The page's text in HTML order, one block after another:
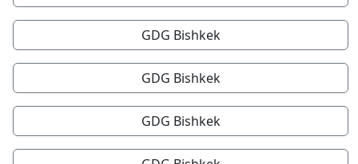
GDG Bishkek
GDG Bishkek
GDG Bishkek